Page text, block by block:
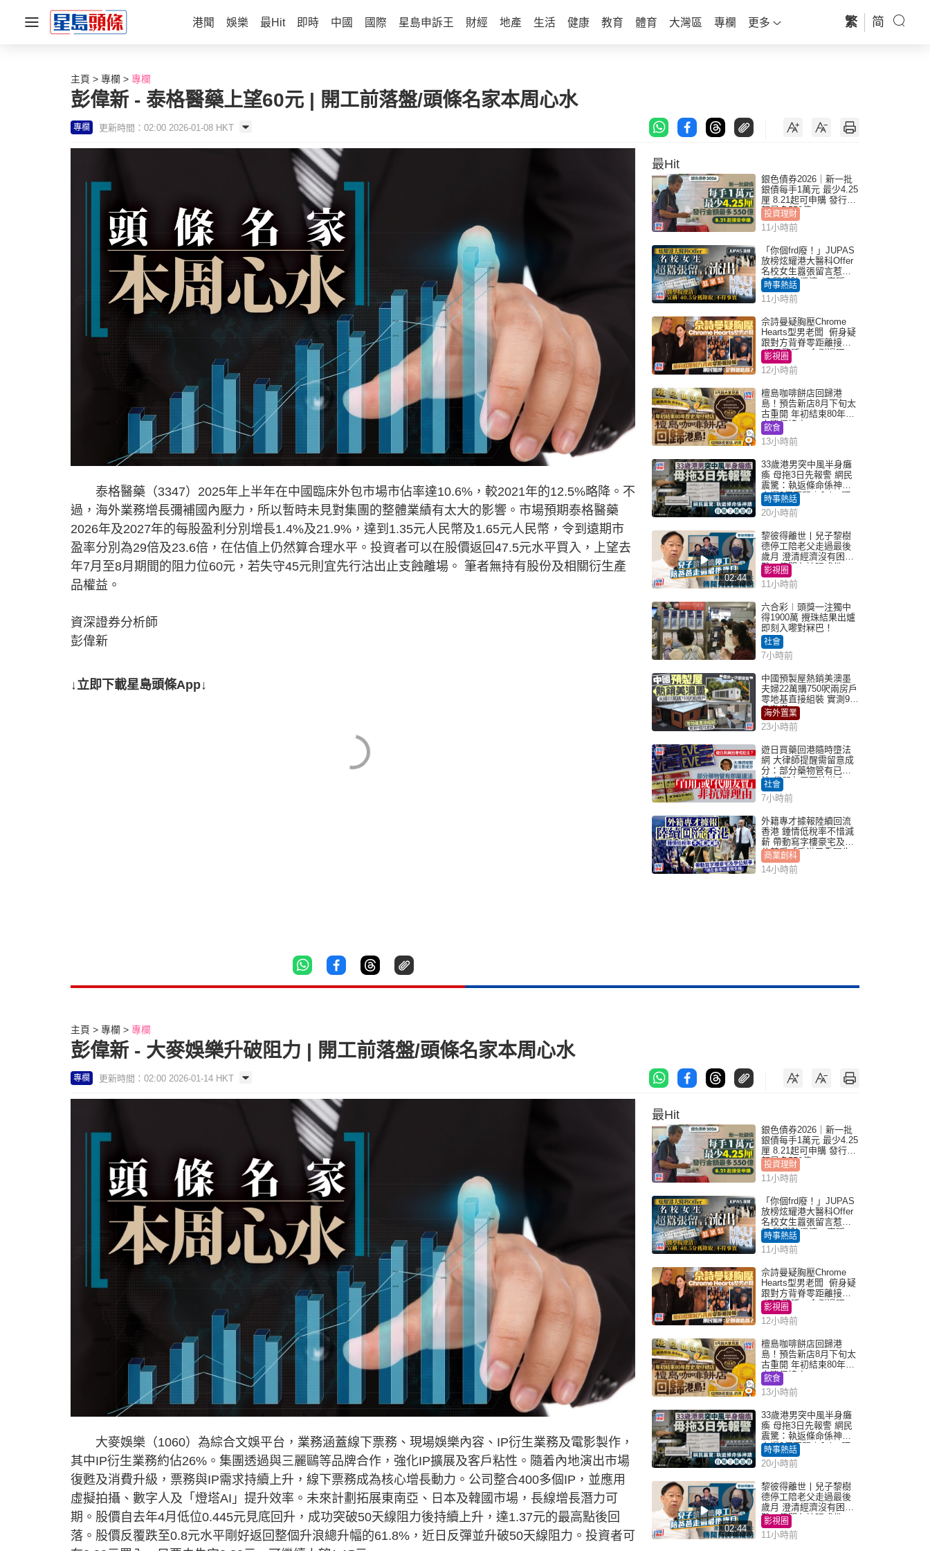
港聞 娛樂 最Hit 即時 中國 國際 星島申訴王 財經 地產 生活 健康 教育 體育 大灣區 專欄 更多 繁 简
主頁 專欄 專欄
彭偉新 - 泰格醫藥上望60元 | 開工前落盤/頭條名家本周心水
專欄 更新時間：02:00 2026-01-08 HKT
泰格醫藥（3347）2025年上半年在中國臨床外包市場市佔率達10.6%，較2021年的12.5%略降。不
過，海外業務增長彌補國內壓力，所以暫時未見對集團的整體業績有太大的影響。市場預期泰格醫藥
2026年及2027年的每股盈利分別增長1.4%及21.9%，達到1.35元人民幣及1.65元人民幣，令到遠期市
盈率分別為29倍及23.6倍，在估值上仍然算合理水平。投資者可以在股價返回47.5元水平買入，上望去
年7月至8月期間的阻力位60元，若失守45元則宜先行沽出止支蝕離場。 筆者無持有股份及相關衍生產
品權益。
資深證券分析師
彭偉新
↓立即下載星島頭條App↓
最Hit
銀色債券2026｜新一批
銀債每手1萬元 最少4.25
厘 8.21起可申購 發行金
額最多550億
投資理財
11小時前
「你個frd廢！」JUPAS
放榜炫耀港大醫科Offer
名校女生囂張留言惹眾
怒 醫學院澄清：宣稱
「40.5分獲錄取」不符事
實｜Juicy叮
時事熱話
11小時前
佘詩曼疑胸壓Chrome
Hearts型男老闆 俯身疑
跟對方背脊零距離接觸
網民驚呼：企側邊唔
得？
影視圈
12小時前
檀島咖啡餅店回歸港
島！預告新店8月下旬太
古重開 年初結束80年歷
史灣仔總店
飲食
13小時前
33歲港男突中風半身癱
瘓 母拖3日先報警 網民
震驚：執返條命係神蹟
自爆2個惡習｜Juicy叮
時事熱話
20小時前
02:44
黎彼得離世丨兒子黎樹
德停工陪老父走過最後
歲月 澄清經濟沒有困
難：傳聞有誇張成份
影視圈
11小時前
六合彩︱頭獎一注獨中
得1900萬 攪珠結果出爐
即刻入嚟對冧巴！
社會
7小時前
中國預製屋熱銷美澳墨
夫婦22萬購750呎兩房戶
零地基直接組裝 實測9個
月激讚
海外置業
23小時前
遊日買藥回港隨時墮法
網 大律師提醒需留意成
分：部分藥物管有已違
法 代朋友買可抗辯？
社會
7小時前
外籍專才據報陸續回流
香港 鍾情低稅率不惜減
薪 帶動寫字樓豪宅及學
位競爭「香港已重現生
機」
商業創科
14小時前
主頁 專欄 專欄
彭偉新 - 大麥娛樂升破阻力 | 開工前落盤/頭條名家本周心水
專欄 更新時間：02:00 2026-01-14 HKT
大麥娛樂（1060）為綜合文娛平台，業務涵蓋線下票務、現場娛樂內容、IP衍生業務及電影製作，
其中IP衍生業務約佔26%。集團透過與三麗鷗等品牌合作，強化IP擴展及客戶粘性。隨着內地演出市場
復甦及消費升級，票務與IP需求持續上升，線下票務成為核心增長動力。公司整合400多個IP，並應用
虛擬拍攝、數字人及「燈塔AI」提升效率。未來計劃拓展東南亞、日本及韓國市場，長線增長潛力可
期。股價自去年4月低位0.445元見底回升，成功突破50天線阻力後持續上升，達1.37元的最高點後回
落。股價反覆跌至0.8元水平剛好返回整個升浪總升幅的61.8%，近日反彈並升破50天線阻力。投資者可
最Hit
銀色債券2026｜新一批
銀債每手1萬元 最少4.25
厘 8.21起可申購 發行金
額最多550億
投資理財
11小時前
「你個frd廢！」JUPAS
放榜炫耀港大醫科Offer
名校女生囂張留言惹眾
怒 醫學院澄清：宣稱
「40.5分獲錄取」不符事
實｜Juicy叮
時事熱話
11小時前
佘詩曼疑胸壓Chrome
Hearts型男老闆 俯身疑
跟對方背脊零距離接觸
網民驚呼：企側邊唔
得？
影視圈
12小時前
檀島咖啡餅店回歸港
島！預告新店8月下旬太
古重開 年初結束80年歷
史灣仔總店
飲食
13小時前
33歲港男突中風半身癱
瘓 母拖3日先報警 網民
震驚：執返條命係神蹟
自爆2個惡習｜Juicy叮
時事熱話
20小時前
02:44
黎彼得離世丨兒子黎樹
德停工陪老父走過最後
歲月 澄清經濟沒有困
難：傳聞有誇張成份
影視圈
11小時前